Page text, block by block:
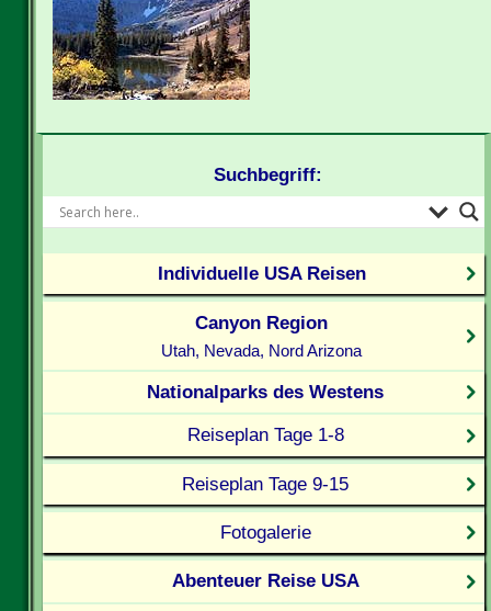
Suchbegriff:
Individuelle USA Reisen
Canyon Region
Utah, Nevada, Nord Arizona
Nationalparks des Westens
Reiseplan Tage 1-8
Reiseplan Tage 9-15
Fotogalerie
Abenteuer Reise USA